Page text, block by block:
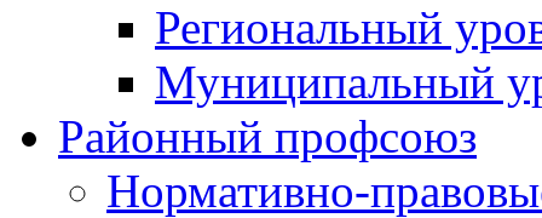
Региональный
Муниципальный
Районный профсоюз
Нормативно-